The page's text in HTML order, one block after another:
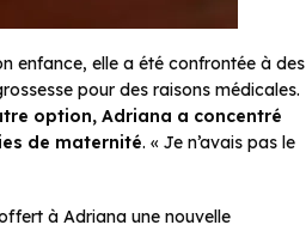
enfance, elle a été confrontée à des
pour des raisons médicales.
option, Adriana a concentré
de maternité. « Je n’avais pas le
à Adriana une nouvelle